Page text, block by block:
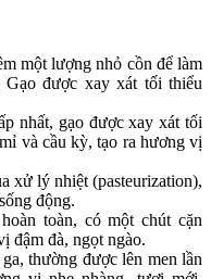
một lượng nhỏ cồn để làm
được xay xát tối thiểu
nhất, gạo được xay xát tối
và cầu kỳ, tạo ra hương vị
xử lý nhiệt (pasteurization),
động.
toàn, có một chút cặn
đậm đà, ngọt ngào.
thường được lên men lần